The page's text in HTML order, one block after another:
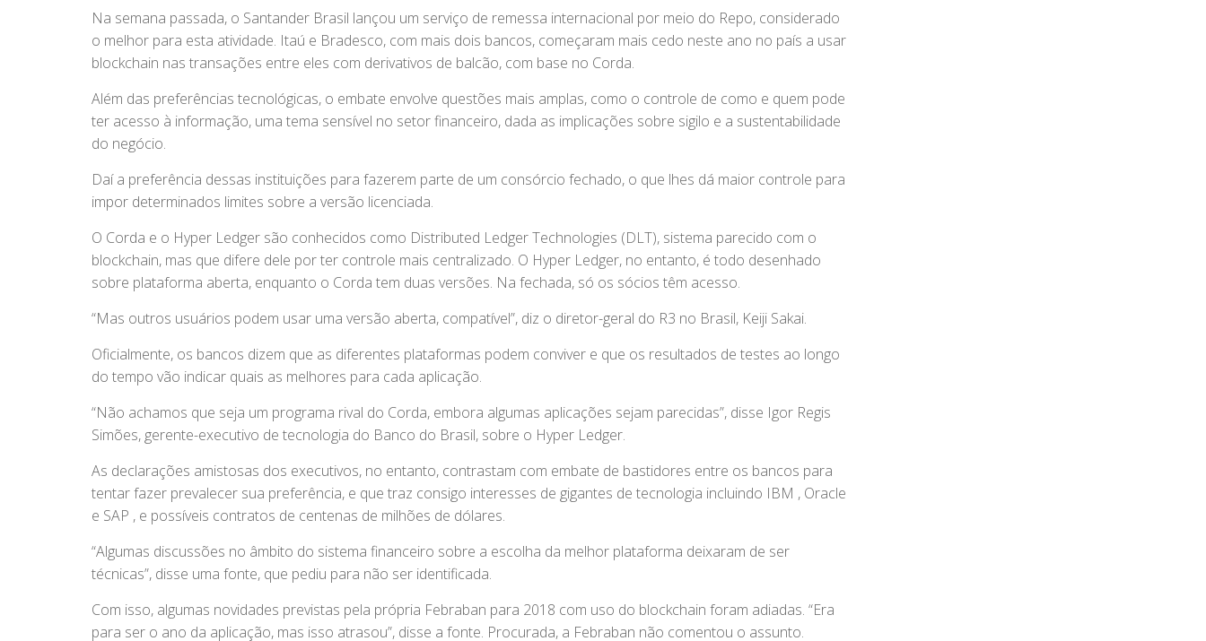
Na semana passada, o Santander Brasil lançou um serviço de remessa internacional por meio do Repo, considerado
o melhor para esta atividade. Itaú e Bradesco, com mais dois bancos, começaram mais cedo neste ano no país a usar
blockchain nas transações entre eles com derivativos de balcão, com base no Corda.
Além das preferências tecnológicas, o embate envolve questões mais amplas, como o controle de como e quem pode
ter acesso à informação, uma tema sensível no setor financeiro, dada as implicações sobre sigilo e a sustentabilidade
do negócio.
Daí a preferência dessas instituições para fazerem parte de um consórcio fechado, o que lhes dá maior controle para
impor determinados limites sobre a versão licenciada.
O Corda e o Hyper Ledger são conhecidos como Distributed Ledger Technologies (DLT), sistema parecido com o
blockchain, mas que difere dele por ter controle mais centralizado. O Hyper Ledger, no entanto, é todo desenhado
sobre plataforma aberta, enquanto o Corda tem duas versões. Na fechada, só os sócios têm acesso.
“Mas outros usuários podem usar uma versão aberta, compatível”, diz o diretor-geral do R3 no Brasil, Keiji Sakai.
Oficialmente, os bancos dizem que as diferentes plataformas podem conviver e que os resultados de testes ao longo
do tempo vão indicar quais as melhores para cada aplicação.
“Não achamos que seja um programa rival do Corda, embora algumas aplicações sejam parecidas”, disse Igor Regis
Simões, gerente-executivo de tecnologia do Banco do Brasil, sobre o Hyper Ledger.
As declarações amistosas dos executivos, no entanto, contrastam com embate de bastidores entre os bancos para
tentar fazer prevalecer sua preferência, e que traz consigo interesses de gigantes de tecnologia incluindo IBM , Oracle
e SAP , e possíveis contratos de centenas de milhões de dólares.
“Algumas discussões no âmbito do sistema financeiro sobre a escolha da melhor plataforma deixaram de ser
técnicas”, disse uma fonte, que pediu para não ser identificada.
Com isso, algumas novidades previstas pela própria Febraban para 2018 com uso do blockchain foram adiadas. “Era
para ser o ano da aplicação, mas isso atrasou”, disse a fonte. Procurada, a Febraban não comentou o assunto.